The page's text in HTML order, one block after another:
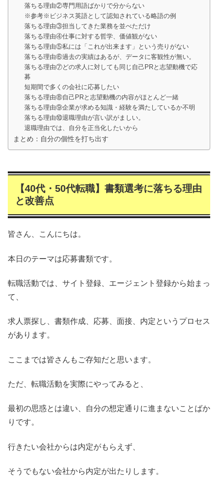
落ちる理由②専門用語ばかりで分からない
※参考※ビジネス英語として認知されている略語の例
落ちる理由③担当してきた業務を並べただけ
落ちる理由④仕事に対する哲学、価値観がない
落ちる理由⑤私には「これが出来ます」という売りがない
落ちる理由⑥過去の実績はあるが、データに客観性が無い。
落ちる理由⑦どの求人に対しても同じ自己PRと志望動機で応
募
短期間で多くの会社に応募したい
落ちる理由⑧自己PRと志望動機の内容がほとんど一緒
落ちる理由⑨企業が求める知識・経験を満たしているか不明
落ちる理由⑩退職理由が言い訳がましい。
退職理由では、自分を正当化したいから
まとめ：自分の個性を打ち出す
【40代・50代転職】書類選考に落ちる理由
と改善点
皆さん、こんにちは。
本日のテーマは応募書類です。
転職活動では、サイト登録、エージェント登録から始まっ
て、
求人票探し、書類作成、応募、面接、内定というプロセス
があります。
ここまでは皆さんもご存知だと思います。
ただ、転職活動を実際にやってみると、
最初の思惑とは違い、自分の想定通りに進まないことばか
りです。
行きたい会社からは内定がもらえず、
そうでもない会社から内定が出たりします。